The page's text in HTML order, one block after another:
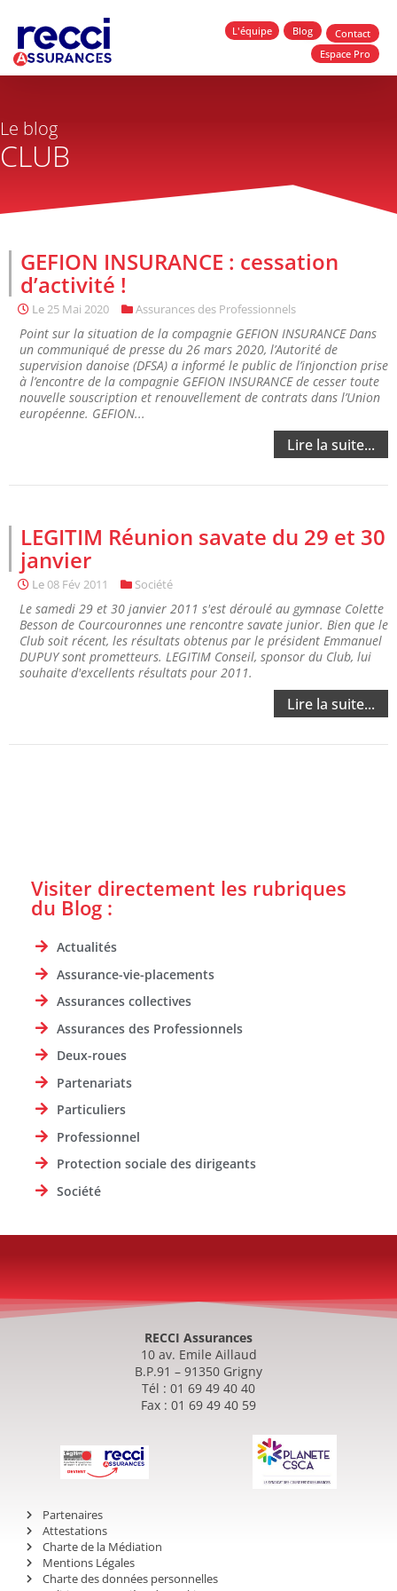
L'équipe Blog
Contact
Espace Pro
Le blog
CLUB
GEFION INSURANCE : cessation
d’activité !
Le25 Mai 2020 Assurances des Professionnels
Point sur la situation de la compagnie GEFION INSURANCE Dans
un communiqué de presse du 26 mars 2020, l’Autorité de
supervision danoise (DFSA) a informé le public de l’injonction prise
à l’encontre de la compagnie GEFION INSURANCE de cesser toute
nouvelle souscription et renouvellement de contrats dans l’Union
européenne. GEFION...
Lire la suite...
LEGITIM Réunion savate du 29 et 30
janvier
Le08 Fév 2011 Société
Le samedi 29 et 30 janvier 2011 s'est déroulé au gymnase Colette
Besson de Courcouronnes une rencontre savate junior. Bien que le
Club soit récent, les résultats obtenus par le président Emmanuel
DUPUY sont prometteurs. LEGITIM Conseil, sponsor du Club, lui
souhaite d'excellents résultats pour 2011.
Lire la suite...
Visiter directement les rubriques
du Blog :
Actualités
Assurance-vie-placements
Assurances collectives
Assurances des Professionnels
Deux-roues
Partenariats
Particuliers
Professionnel
Protection sociale des dirigeants
Société
RECCI Assurances
10 av. Emile Aillaud
B.P.91 – 91350 Grigny
Tél : 01 69 49 40 40
Fax : 01 69 49 40 59
Partenaires
Attestations
Charte de la Médiation
Mentions Légales
Charte des données personnelles